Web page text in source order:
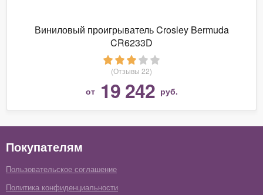
Виниловый проигрыватель Crosley Bermuda
CR6233D
(Отзывы 22)
от 19 242 руб.
Покупателям
Пользовательское соглашение
Политика конфиденциальности